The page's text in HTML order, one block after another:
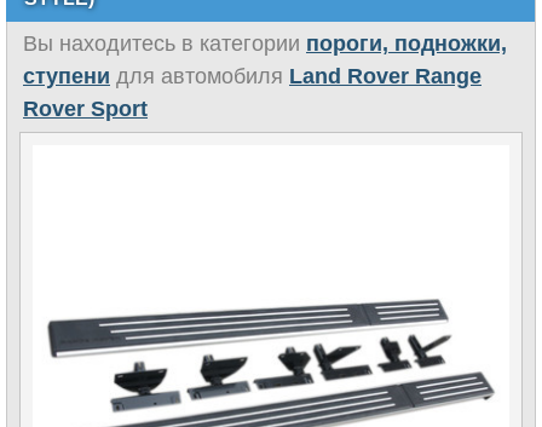
Вы находитесь в категории пороги, подножки,
ступени для автомобиля Land Rover Range
Rover Sport